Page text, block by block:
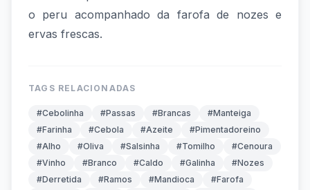
o peru acompanhado da farofa de nozes e
ervas frescas.
TAGS RELACIONADAS
#Cebolinha #Passas #Brancas
#Manteiga
#Farinha
#Cebola #Azeite
#Pimentadoreino
#Alho
#Oliva #Salsinha #Tomilho
#Cenoura
#Vinho
#Branco #Caldo #Galinha
#Nozes
#Derretida
#Ramos #Mandioca
#Farofa